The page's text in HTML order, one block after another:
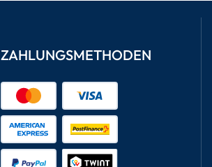
ZAHLUNGSMETHODEN